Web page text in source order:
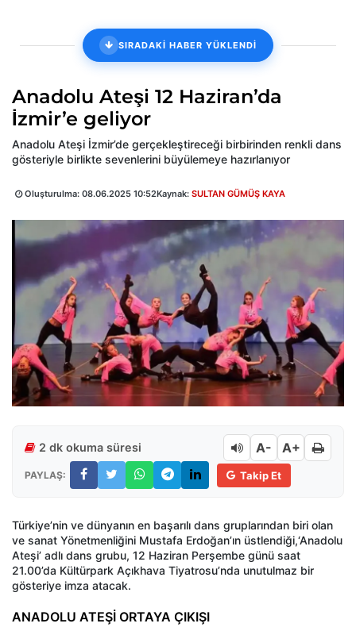
SIRADAKİ HABER YÜKLENDİ
Anadolu Ateşi 12 Haziran’da
İzmir’e geliyor
Anadolu Ateşi İzmir’de gerçekleştireceği birbirinden renkli dans
gösteriyle birlikte sevenlerini büyülemeye hazırlanıyor
Oluşturulma: 08.06.2025 10:52Kaynak: SULTAN GÜMÜŞ KAYA
2 dk okuma süresi A- A+
PAYLAŞ: Takip Et
Türkiye’nin ve dünyanın en başarılı dans gruplarından biri olan
ve sanat Yönetmenliğini Mustafa Erdoğan’ın üstlendiği,‘Anadolu
Ateşi’ adlı dans grubu, 12 Haziran Perşembe günü saat
21.00’da Kültürpark Açıkhava Tiyatrosu’nda unutulmaz bir
gösteriye imza atacak.
ANADOLU ATEŞİ ORTAYA ÇIKIŞI